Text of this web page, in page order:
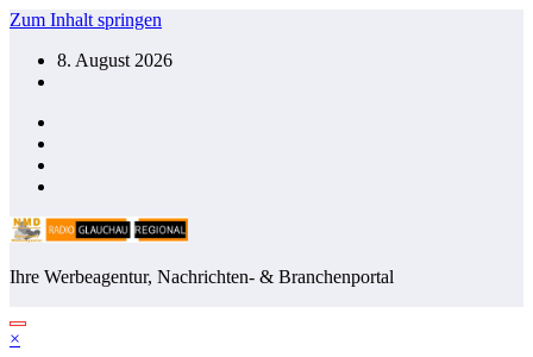
Zum Inhalt springen
8. August 2026
Ihre Werbeagentur, Nachrichten- & Branchenportal
×